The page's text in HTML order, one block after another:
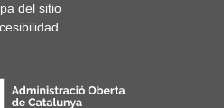
del sitio